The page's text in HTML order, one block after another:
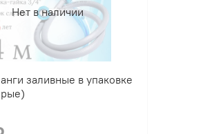
Нет в наличии